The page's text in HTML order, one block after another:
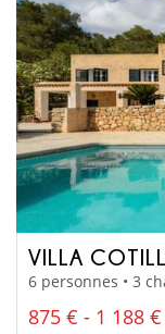
VILLA
6 personnes • 3
875 € - 1 188 €